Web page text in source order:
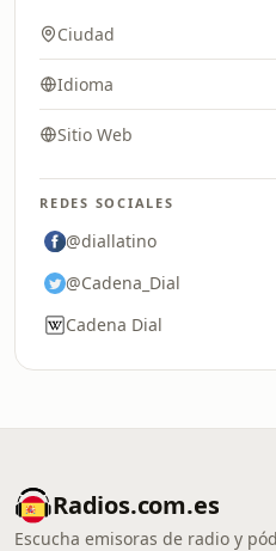
Ciudad
Idioma
Sitio Web
REDES SOCIALES
@diallatino
@Cadena_Dial
Cadena Dial
Radios.com.es
Escucha emisoras de radio y